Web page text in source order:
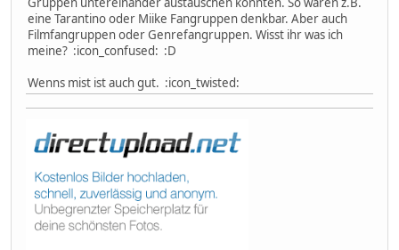
eine Tarantino oder Miike Fangruppen denkbar. Aber auch
Filmfangruppen oder Genrefangruppen. Wisst ihr was ich
meine? :icon_confused: :D
Wenns mist ist auch gut. :icon_twisted: